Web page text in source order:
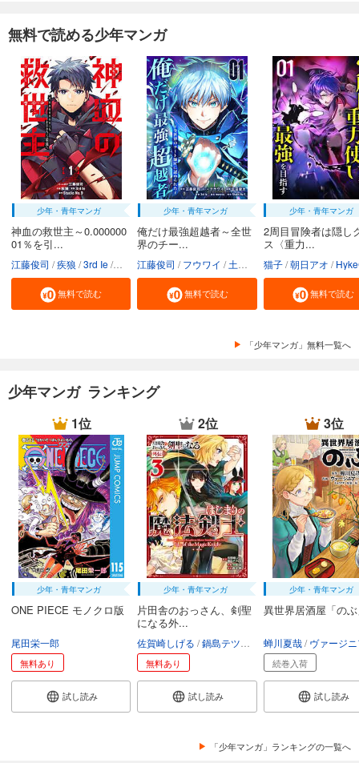
無料で読める少年マンガ
少年・青年マンガ
神血の救世主～0.000000
01％を引...
江藤俊司 疾狼 3rd Ie Studio No.9
無料で読む
少年・青年マンガ
俺だけ最強超越者～全世
界のチー...
江藤俊司 フウワイ 土田健太 3rd Ie maruco
無料で読む
少年・青年マンガ
2周目冒険者は隠し
ス〈重力...
猫子 朝日アオ
無料で読む
「少年マンガ」無料一覧へ
少年マンガ ランキング
1位
少年・青年マンガ
ONE PIECE モノクロ版
尾田栄一郎
無料あり
試し読み
2位
少年・青年マンガ
片田舎のおっさん、剣聖
になる外...
佐賀崎しげる 鍋島テツヒロ 空路恵 渡辺樹
無料あり
試し読み
3位
少年・青年マンガ
異世界居酒屋「の
蝉川夏哉 ヴァージニア二
続巻入荷
試し読み
「少年マンガ」ランキングの一覧へ